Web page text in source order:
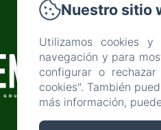
Nuestro sitio
Utilizamos cookies
navegación y para
configurar o
cookies". También
más información,